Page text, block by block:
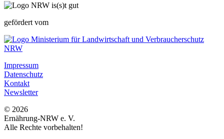
gefördert vom
Impressum
Datenschutz
Kontakt
Newsletter
© 2026
Ernährung-NRW e. V.
Alle Rechte vorbehalten!